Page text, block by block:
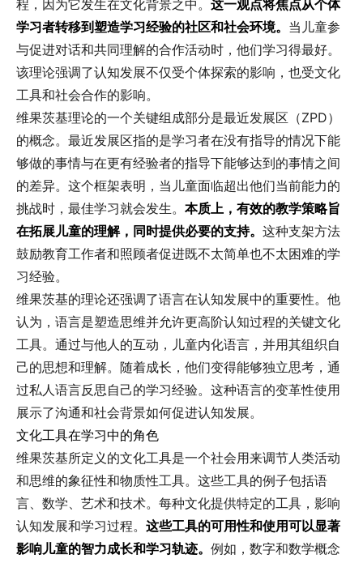
程，因为它发生在文化背景之中。 这一观点将焦点从个体
学习者转移到塑造学习经验的社区和社会环境。 当儿童参
与促进对话和共同理解的合作活动时，他们学习得最好。
该理论强调了认知发展不仅受个体探索的影响，也受文化
工具和社会合作的影响。
维果茨基理论的一个关键组成部分是最近发展区（ZPD）
的概念。最近发展区指的是学习者在没有指导的情况下能
够做的事情与在更有经验者的指导下能够达到的事情之间
的差异。这个框架表明，当儿童面临超出他们当前能力的
挑战时，最佳学习就会发生。 本质上，有效的教学策略旨
在拓展儿童的理解，同时提供必要的支持。 这种支架方法
鼓励教育工作者和照顾者促进既不太简单也不太困难的学
习经验。
维果茨基的理论还强调了语言在认知发展中的重要性。他
认为，语言是塑造思维并允许更高阶认知过程的关键文化
工具。通过与他人的互动，儿童内化语言，并用其组织自
己的思想和理解。随着成长，他们变得能够独立思考，通
过私人语言反思自己的学习经验。这种语言的变革性使用
展示了沟通和社会背景如何促进认知发展。
文化工具在学习中的角色
维果茨基所定义的文化工具是一个社会用来调节人类活动
和思维的象征性和物质性工具。这些工具的例子包括语
言、数学、艺术和技术。每种文化提供特定的工具，影响
认知发展和学习过程。 这些工具的可用性和使用可以显著
影响儿童的智力成长和学习轨迹。 例如，数字和数学概念